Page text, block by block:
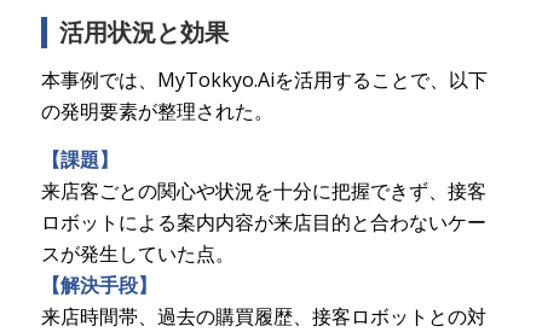
活用状況と効果
本事例では、MyTokkyo.Aiを活用することで、以下
の発明要素が整理された。
【課題】
来店客ごとの関心や状況を十分に把握できず、接客
ロボットによる案内内容が来店目的と合わないケー
スが発生していた点。
【解決手段】
来店時間帯、過去の購買履歴、接客ロボットとの対